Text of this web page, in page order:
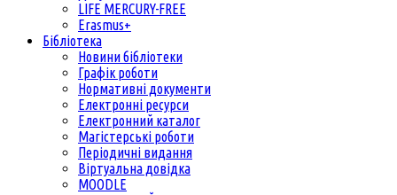
LIFE MERCURY-FREE
Erasmus+
Бібліотека
Новини бібліотеки
Графік роботи
Нормативні документи
Електронні ресурси
Електронний каталог
Магістерські роботи
Періодичні видання
Віртуальна довідка
MOODLE